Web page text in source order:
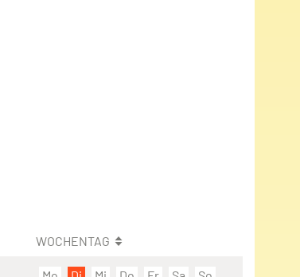
WOCHENTAG